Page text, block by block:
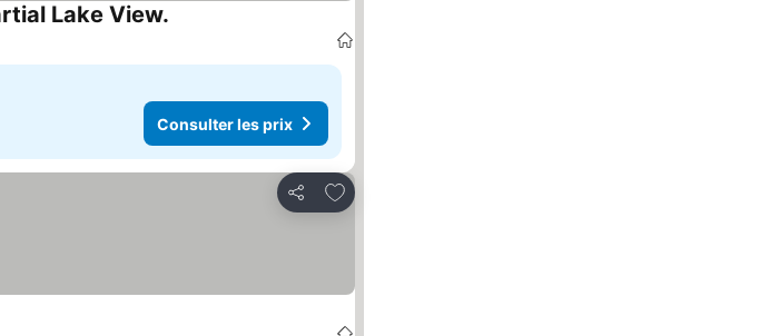
Lake View.
Consulter les prix
Partager
Ajouter à mes favoris